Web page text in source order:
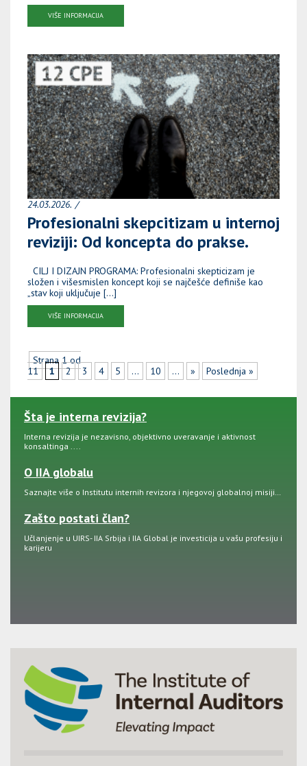
VIŠE INFORMACIJA
24.03.2026.
Profesionalni skepcitizam u internoj
reviziji: Od koncepta do prakse.
CILJ I DIZAJN PROGRAMA: Profesionalni skepticizam je
složen i višesmislen koncept koji se najčešće definiše kao
„stav koji uključuje […]
VIŠE INFORMACIJA
Strana 1 od
11
1 2 3 4 5 ... 10 ... » Poslednja »
Šta je interna revizija?
Interna revizija je nezavisno, objektivno uveravanje i aktivnost
konsaltinga ....
O IIA globalu
Saznajte više o Institutu internih revizora i njegovoj globalnoj misiji…
Zašto postati član?
Učlanjenje u UIRS- IIA Srbija i IIA Global je investicija u vašu profesiju i
karijeru